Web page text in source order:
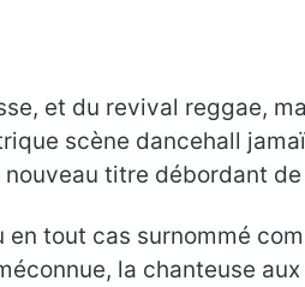
et du revival reggae,
scène dancehall
titre débordant de
en tout cas surnommé
la chanteuse